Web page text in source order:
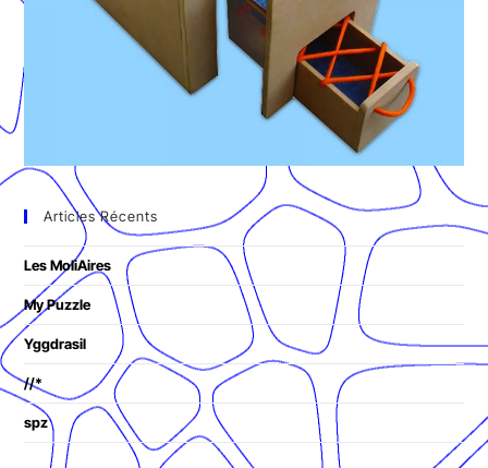
Articles Récents
Les MoliAires
My Puzzle
Yggdrasil
//*
spz